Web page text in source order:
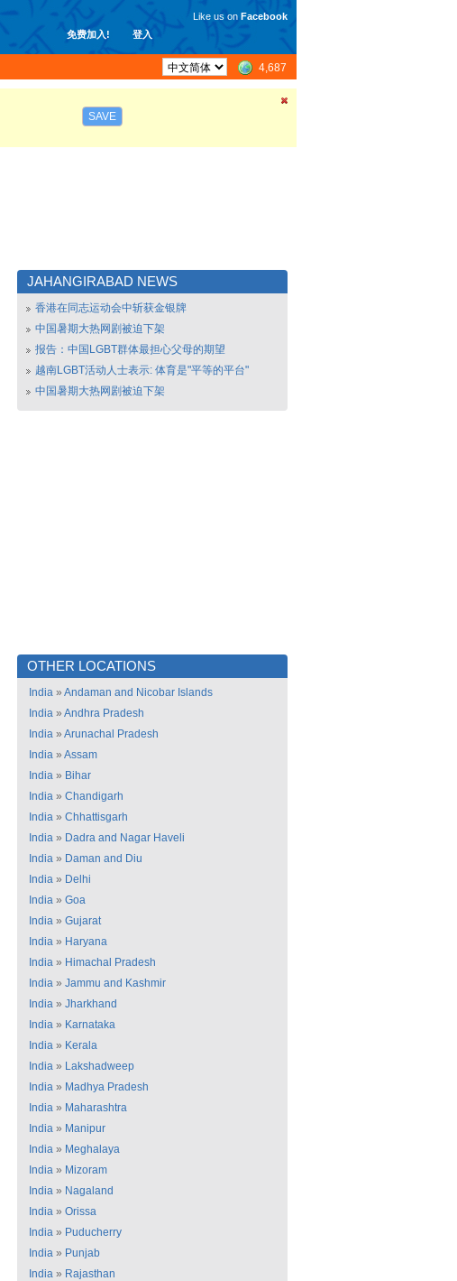
免费加入! 登入
Like us on Facebook
4,687
SAVE
JAHANGIRABAD NEWS
香港在同志运动会中斩获金银牌
中国暑期大热网剧被迫下架
报告：中国LGBT群体最担心父母的期望
越南LGBT活动人士表示: 体育是"平等的平台"
中国暑期大热网剧被迫下架
OTHER LOCATIONS
India » Andaman and Nicobar Islands
India » Andhra Pradesh
India » Arunachal Pradesh
India » Assam
India » Bihar
India » Chandigarh
India » Chhattisgarh
India » Dadra and Nagar Haveli
India » Daman and Diu
India » Delhi
India » Goa
India » Gujarat
India » Haryana
India » Himachal Pradesh
India » Jammu and Kashmir
India » Jharkhand
India » Karnataka
India » Kerala
India » Lakshadweep
India » Madhya Pradesh
India » Maharashtra
India » Manipur
India » Meghalaya
India » Mizoram
India » Nagaland
India » Orissa
India » Puducherry
India » Punjab
India » Rajasthan